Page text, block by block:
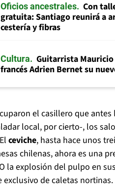
Oficios ancestrales
Con
gratuita: Santiago reunirá a
cestería y fibras
Cultura
Guitarrista
francés Adrien Bernet su
el casillero que
local, por cierto-, los
ceviche, hasta hace unos
chilenas, ahora es una
la explosión del pulpo en
exclusivo de caletas nortinas.